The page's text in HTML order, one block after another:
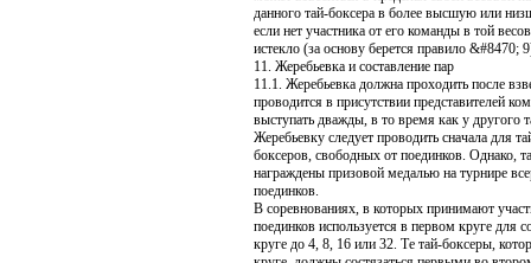
данного тай-боксера в более высшую или
если нет участника от его команды в той
истекло (за основу берется правило &#8470;
11. Жеребьевка и составление пар
11.1. Жеребьевка должна проходить после
проводится в присутствии представителей
выступать дважды, в то время как у другого
Жеребьевку следует проводить сначала для
боксеров, свободных от поединков. Однако,
награждены призовой медалью на турнире
поединков.
В соревнованиях, в которых принимают
поединков используется в первом круге для
круге до 4, 8, 16 или 32. Те тай-боксеры,